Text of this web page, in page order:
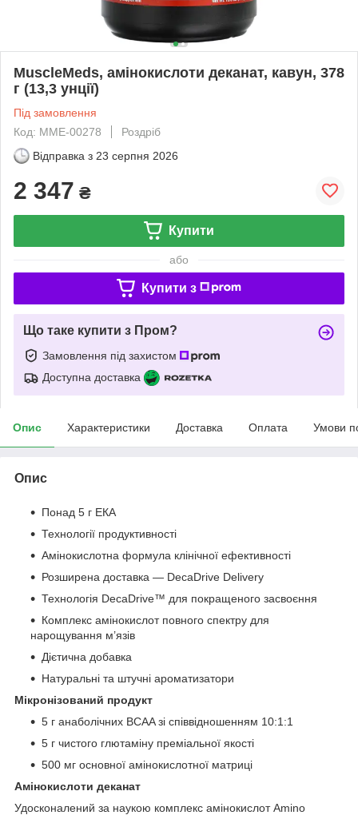
MuscleMeds, амінокислоти деканат, кавун, 378
г (13,3 унції)
Під замовлення
Код: MME-00278
Роздріб
Відправка з 23 серпня 2026
2 347 ₴
Купити
або
Купити з
Що таке купити з Пром?
Замовлення під захистом
Доступна доставка
Опис Характеристики Доставка Оплата Умови
Опис
Понад 5 г ЕКА
Технології продуктивності
Амінокислотна формула клінічної ефективності
Розширена доставка — DecaDrive Delivery
Технологія DecaDrive™ для покращеного засвоєння
Комплекс амінокислот повного спектру для
нарощування м’язів
Дієтична добавка
Натуральні та штучні ароматизатори
Мікронізований продукт
5 г анаболічних BCAA зі співвідношенням 10:1:1
5 г чистого глютаміну преміальної якості
500 мг основної амінокислотної матриці
Амінокислоти деканат
Удосконалений за наукою комплекс амінокислот Amino